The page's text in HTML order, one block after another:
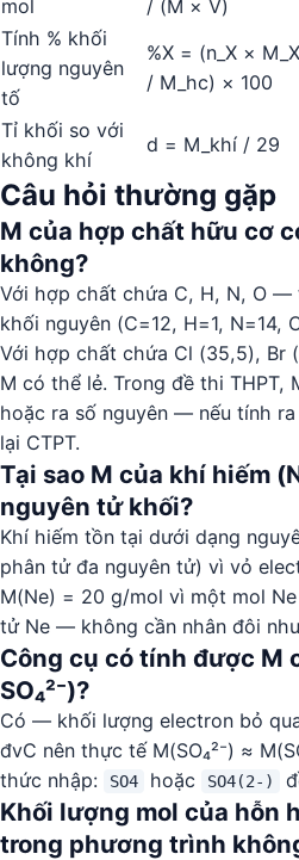
mol
/ (M × V)
Tính % khối
lượng nguyên
tố
%X = (n_X × M_X
/ M_hc) × 100
Tỉ khối so với
không khí
d = M_khí / 29
Câu hỏi thường gặp
M của hợp chất hữu cơ
không?
Với hợp chất chứa C, H, N, O —
khối nguyên (C=12, H=1, N=14,
Với hợp chất chứa Cl (35,5),
M có thể lẻ. Trong đề thi THPT,
hoặc ra số nguyên — nếu tính
lại CTPT.
Tại sao M của khí hiếm
nguyên tử khối?
Khí hiếm tồn tại dưới dạng
phân tử đa nguyên tử) vì vỏ
M(Ne) = 20 g/mol vì một mol
tử Ne — không cần nhân đôi như
Công cụ có tính được M
SO₄²⁻)?
Có — khối lượng electron bỏ
đvC nên thực tế M(SO₄²⁻) ≈
thức nhập:
SO4 hoặc SO4(2-)
Khối lượng mol của hỗn
trong phương trình